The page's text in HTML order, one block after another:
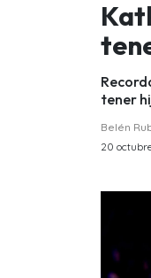
tener
Belén
20